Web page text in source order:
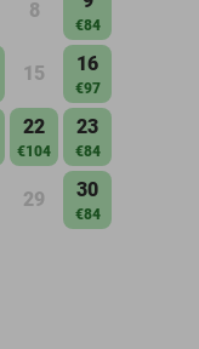
8
€84
15 16
€97
22
€104
23
€84
29 30
€84